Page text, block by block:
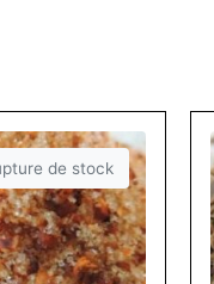
de stock